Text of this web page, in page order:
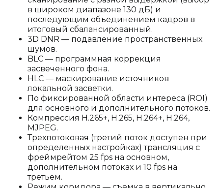
в широком диапазоне 130 дБ) и
последующим объединением кадров в
итоговый сбалансированный.
3D DNR — подавление пространственных
шумов.
BLC — программная коррекция
засвеченного фона.
HLC — маскирование источников
локальной засветки.
По фиксированной области интереса (ROI)
для основного и дополнительного потоков.
Компрессия H.265+, H.265, H.264+, H.264,
MJPEG.
Трехпотоковая (третий поток доступен при
определенных настройках) трансляция с
фреймрейтом 25 fps на основном,
дополнительном потоках и 10 fps на
третьем.